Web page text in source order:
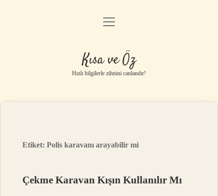
Anasayfa
Gizlilik Politikası
Yasal Uyarı
menüyü
Kısa ve Öz
Hızlı bilgilerle zihnini canlandır!
Etiket:Polis karavanı arayabilir mi
Çekme Karavan Kışın Kullanılır Mı